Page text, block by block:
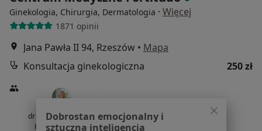
Ginekologia, Chirurgia, Dermatologia · Więcej
1871 opinii
Jana Pawła II 94, Rzeszów • Mapa
Konsultacja ginekologiczna
250 zł
dr n. med. Katarzyna
Kalandyk-Osinko
Dobrostan emocjonalny i
sztuczna inteligencja